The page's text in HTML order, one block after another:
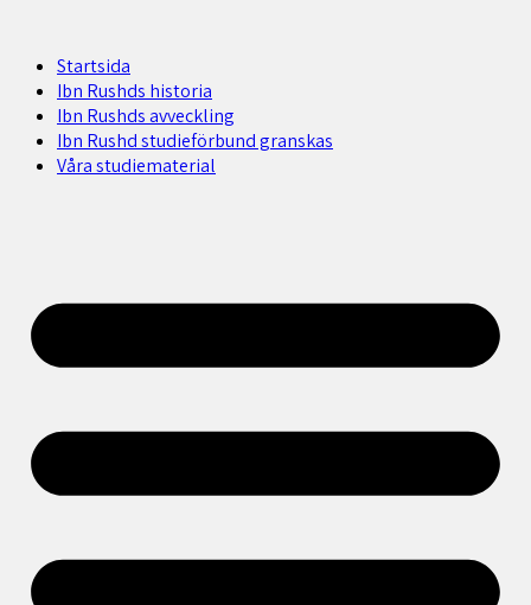
Startsida
Ibn Rushds historia
Ibn Rushds avveckling
Ibn Rushd studieförbund granskas​
Våra studiematerial